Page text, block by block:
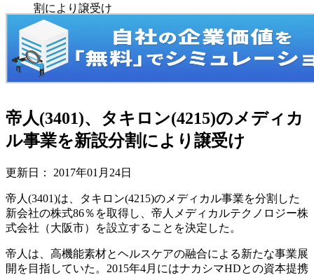
割により譲受け
帝人(3401)、タキロン(4215)のメディカ
ル事業を新設分割により譲受け
更新日： 2017年01月24日
帝人(3401)は、タキロン(4215)のメディカル事業を分割した
新会社の株式86％を取得し、帝人メディカルテクノロジー株
式会社（大阪市）を設立することを決定した。
帝人は、高機能素材とヘルスケアの融合による新たな事業展
開を目指していた。2015年4月にはナカシマHDとの資本提携